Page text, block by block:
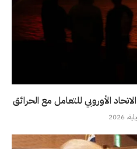
الأوروبي للتعامل مع الحرائق